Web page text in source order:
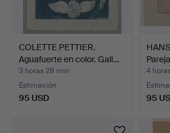
COLETTE PETTIER.
Aguafuerte en color. Gall…
3 horas 28 min
Estimación
95 USD
4
95